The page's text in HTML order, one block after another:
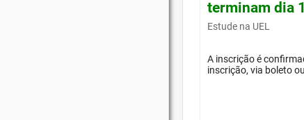
terminam dia
Estude na UEL
A inscrição é
inscrição, via boleto